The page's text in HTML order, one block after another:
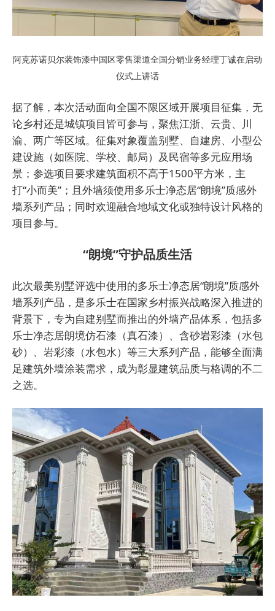
阿克苏诺贝尔装饰漆中国区零售渠道全国分销业务经理丁诚在启动
仪式上讲话
据了解，本次活动面向全国不限区域开展项目征集，无
论乡村还是城镇项目皆可参与，聚焦江浙、云贵、川
渝、两广等区域。征集对象覆盖别墅、自建房、小型公
建设施（如医院、学校、邮局）及民宿等多元应用场
景；参选项目要求建筑面积不高于1500平方米，主
打“小而美”；且外墙须使用多乐士净态居“朗境”质感外
墙系列产品；同时欢迎融合地域文化或独特设计风格的
项目参与。
“朗境”守护品质生活
此次最美别墅评选中使用的多乐士净态居“朗境”质感外
墙系列产品，是多乐士在国家乡村振兴战略深入推进的
背景下，专为自建别墅而推出的外墙产品体系，包括多
乐士净态居朗境仿石漆（真石漆）、含砂岩彩漆（水包
砂）、岩彩漆（水包水）等三大系列产品，能够全面满
足建筑外墙涂装需求，成为彰显建筑品质与格调的不二
之选。